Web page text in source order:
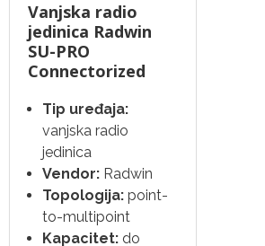
Vanjska radio
jedinica Radwin
SU-PRO
Connectorized
Tip uređaja:
vanjska radio
jedinica
Vendor: Radwin
Topologija: point-
to-multipoint
Kapacitet: do